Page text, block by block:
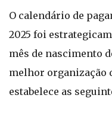
O calendário de
2025 foi
mês de nascimento
melhor organização
estabelece as